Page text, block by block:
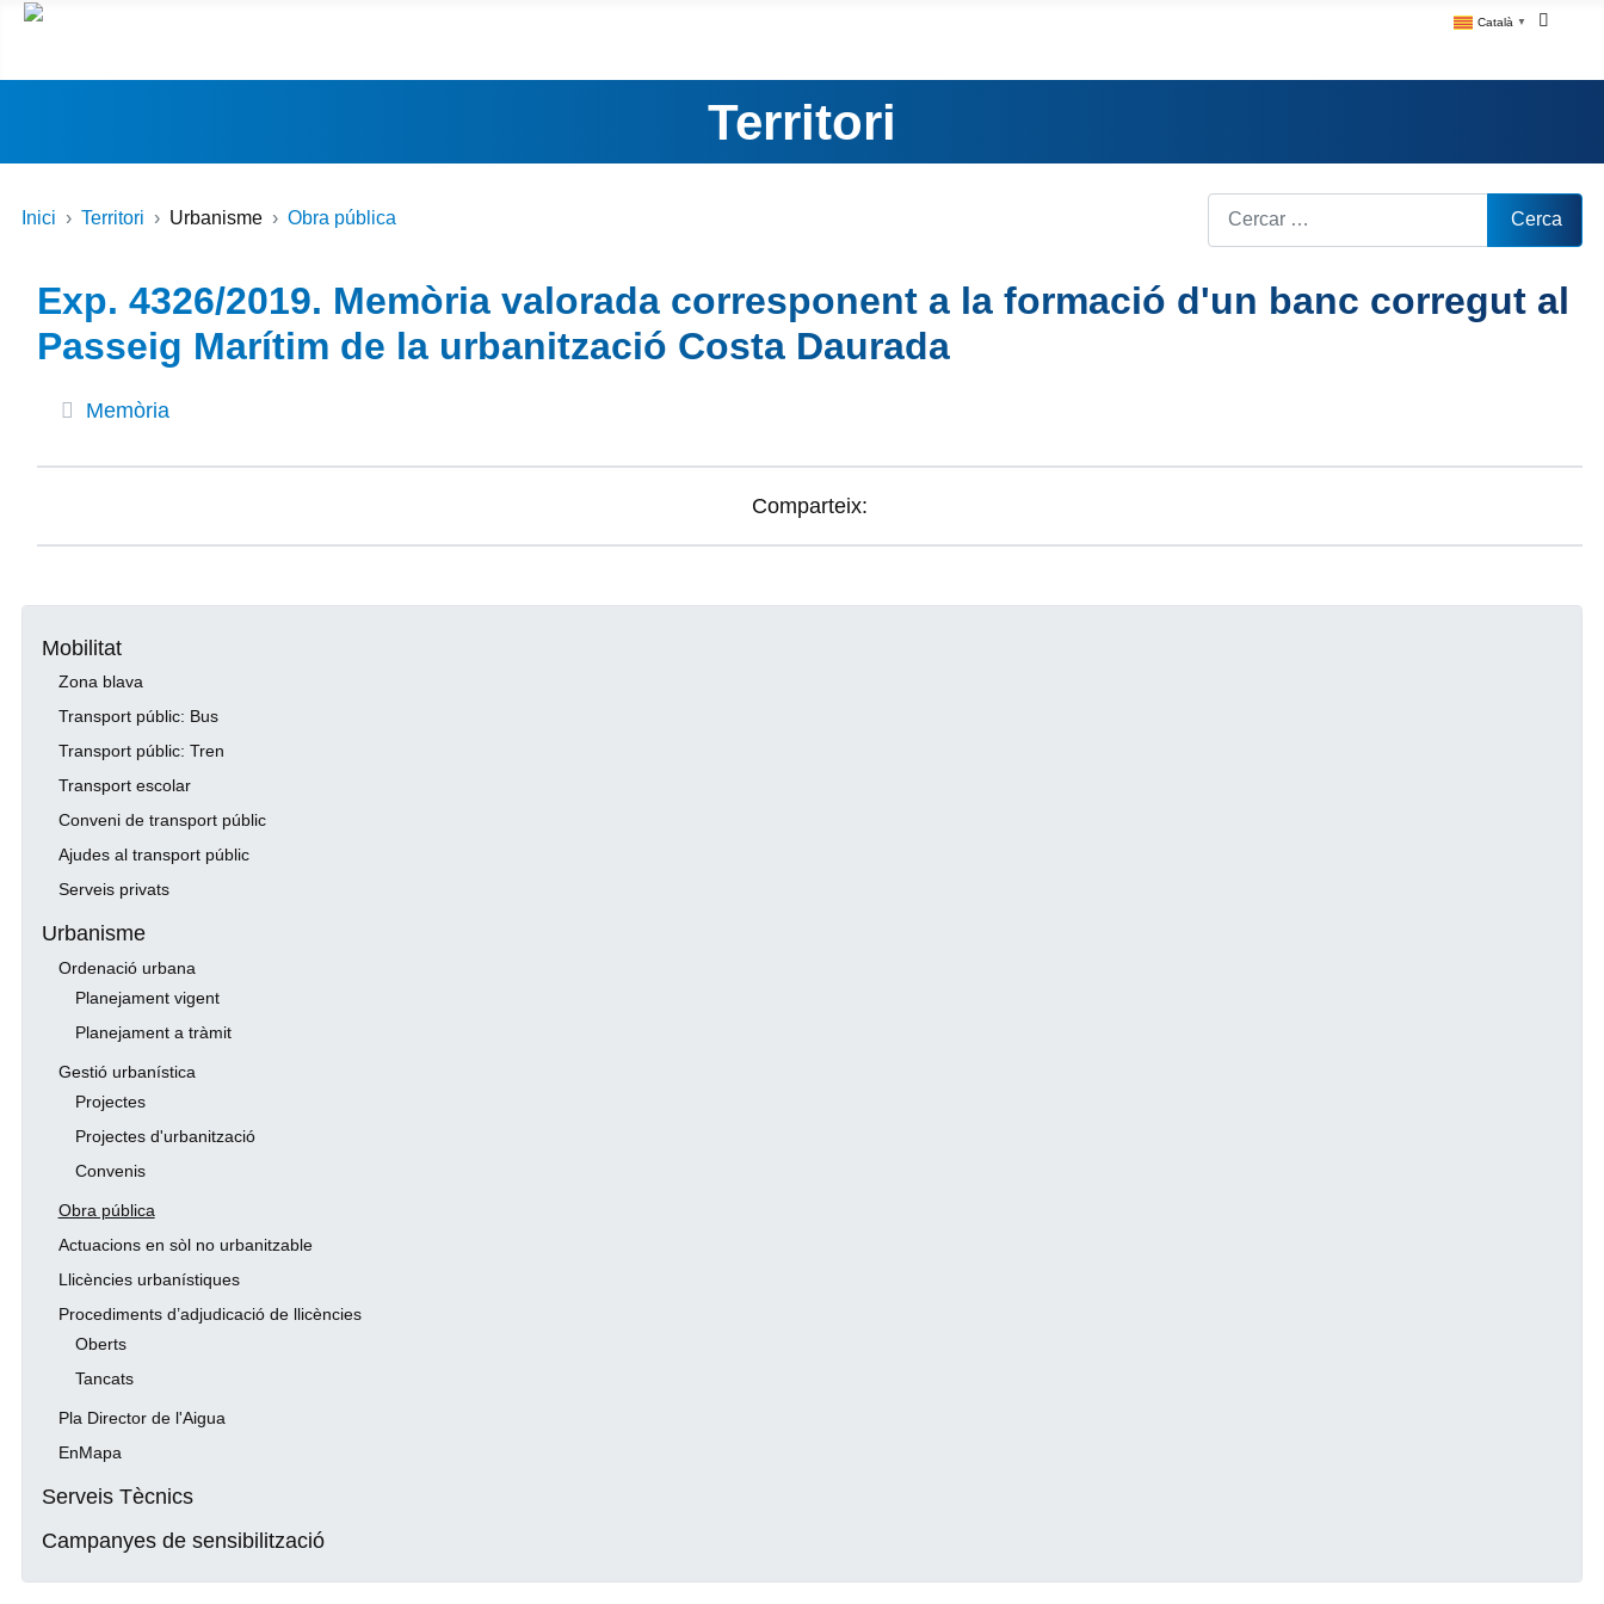
Català ▼
Territori
Inici Territori Urbanisme Obra pública Cerca Cerca
Mobilitat
Zona blava
Transport públic: Bus
Transport públic: Tren
Transport escolar
Conveni de transport públic
Ajudes al transport públic
Serveis privats
Urbanisme
Ordenació urbana
Planejament vigent
Planejament a tràmit
Gestió urbanística
Projectes
Projectes d'urbanització
Convenis
Obra pública
Actuacions en sòl no urbanitzable
Llicències urbanístiques
Procediments d’adjudicació de llicències
Oberts
Tancats
Pla Director de l'Aigua
EnMapa
Serveis Tècnics
Campanyes de sensibilització
Exp. 4326/2019. Memòria valorada corresponent a la formació d'un banc corregut al
Passeig Marítim de la urbanització Costa Daurada
Memòria
Comparteix: